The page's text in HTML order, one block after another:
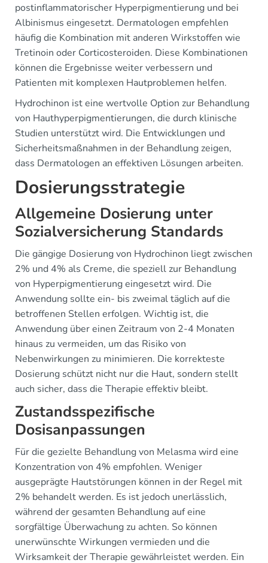
postinflammatorischer Hyperpigmentierung und bei
Albinismus eingesetzt. Dermatologen empfehlen
häufig die Kombination mit anderen Wirkstoffen wie
Tretinoin oder Corticosteroiden. Diese Kombinationen
können die Ergebnisse weiter verbessern und
Patienten mit komplexen Hautproblemen helfen.
Hydrochinon ist eine wertvolle Option zur Behandlung
von Hauthyperpigmentierungen, die durch klinische
Studien unterstützt wird. Die Entwicklungen und
Sicherheitsmaßnahmen in der Behandlung zeigen,
dass Dermatologen an effektiven Lösungen arbeiten.
Dosierungsstrategie
Allgemeine Dosierung unter
Sozialversicherung Standards
Die gängige Dosierung von Hydrochinon liegt zwischen
2% und 4% als Creme, die speziell zur Behandlung
von Hyperpigmentierung eingesetzt wird. Die
Anwendung sollte ein- bis zweimal täglich auf die
betroffenen Stellen erfolgen. Wichtig ist, die
Anwendung über einen Zeitraum von 2-4 Monaten
hinaus zu vermeiden, um das Risiko von
Nebenwirkungen zu minimieren. Die korrekteste
Dosierung schützt nicht nur die Haut, sondern stellt
auch sicher, dass die Therapie effektiv bleibt.
Zustandsspezifische
Dosisanpassungen
Für die gezielte Behandlung von Melasma wird eine
Konzentration von 4% empfohlen. Weniger
ausgeprägte Hautstörungen können in der Regel mit
2% behandelt werden. Es ist jedoch unerlässlich,
während der gesamten Behandlung auf eine
sorgfältige Überwachung zu achten. So können
unerwünschte Wirkungen vermieden und die
Wirksamkeit der Therapie gewährleistet werden. Ein